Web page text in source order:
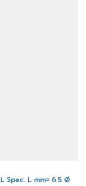
Spec. L mm= 6.5 Ø